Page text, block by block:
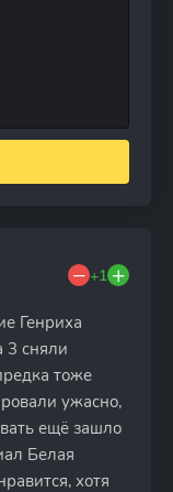
+1
Генриха
3 сняли
тоже
ужасно,
ещё зашло
Белая
хотя